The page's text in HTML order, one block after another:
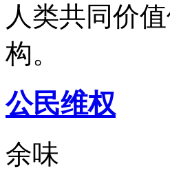
人类共同价
构。
公民维权
余味